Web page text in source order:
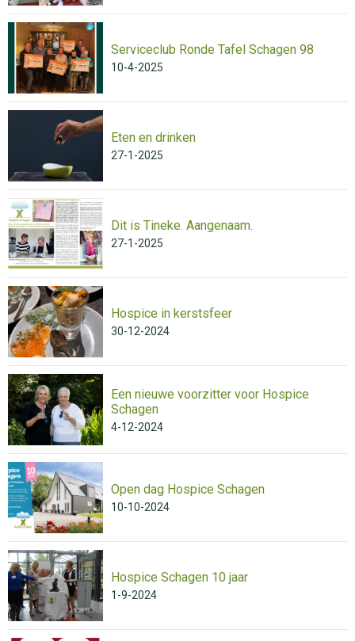
Serviceclub Ronde Tafel Schagen 98
10-4-2025
Eten en drinken
27-1-2025
Dit is Tineke. Aangenaam.
27-1-2025
Hospice in kerstsfeer
30-12-2024
Een nieuwe voorzitter voor Hospice
Schagen
4-12-2024
Open dag Hospice Schagen
10-10-2024
Hospice Schagen 10 jaar
1-9-2024